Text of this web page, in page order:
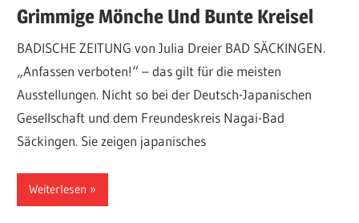
Grimmige Mönche Und Bunte Kreisel
BADISCHE ZEITUNG von Julia Dreier BAD SÄCKINGEN.
„Anfassen verboten!“ – das gilt für die meisten
Ausstellungen. Nicht so bei der Deutsch-Japanischen
Gesellschaft und dem Freundeskreis Nagai-Bad
Säckingen. Sie zeigen japanisches
Weiterlesen